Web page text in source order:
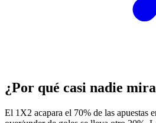
¿Por qué casi nadie
El 1X2 acapara el 70% de las apuestas